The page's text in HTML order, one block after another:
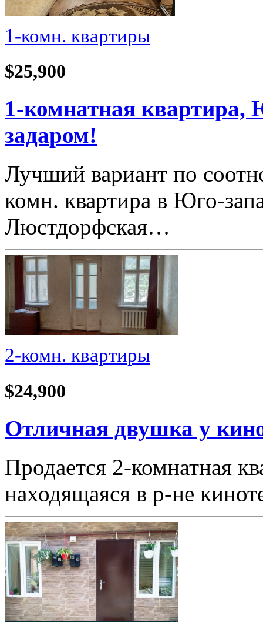
1-комн. квартиры
$25,900
1-комнатная
задаром!
Лучший вариант по
комн. квартира в Юго-
Люстдорфская…
2-комн. квартиры
$24,900
Отличная двушка у
Продается 2-комнатная
находящаяся в р-не